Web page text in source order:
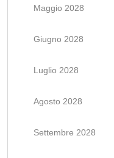
Maggio 2028
Giugno 2028
Luglio 2028
Agosto 2028
Settembre 2028